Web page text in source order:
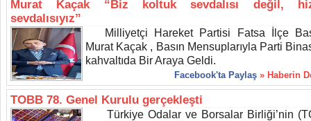
Murat Kaçak “Biz koltuk sevdalısı değil,
sevdalısıyız”
Milliyetçi Hareket Partisi Fatsa İlçe
Murat Kaçak , Basın Mensuplarıyla Parti
kahvaltıda Bir Araya Geldi.
Facebook'ta Paylaş » Haberin
TOBB 78. Genel Kurulu gerçekleşti
Türkiye Odalar ve Borsalar Birliği’nin